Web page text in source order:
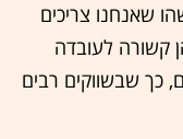
שאנחנו צריכים
קשורה לעובדה
כך שבשווקים רבים